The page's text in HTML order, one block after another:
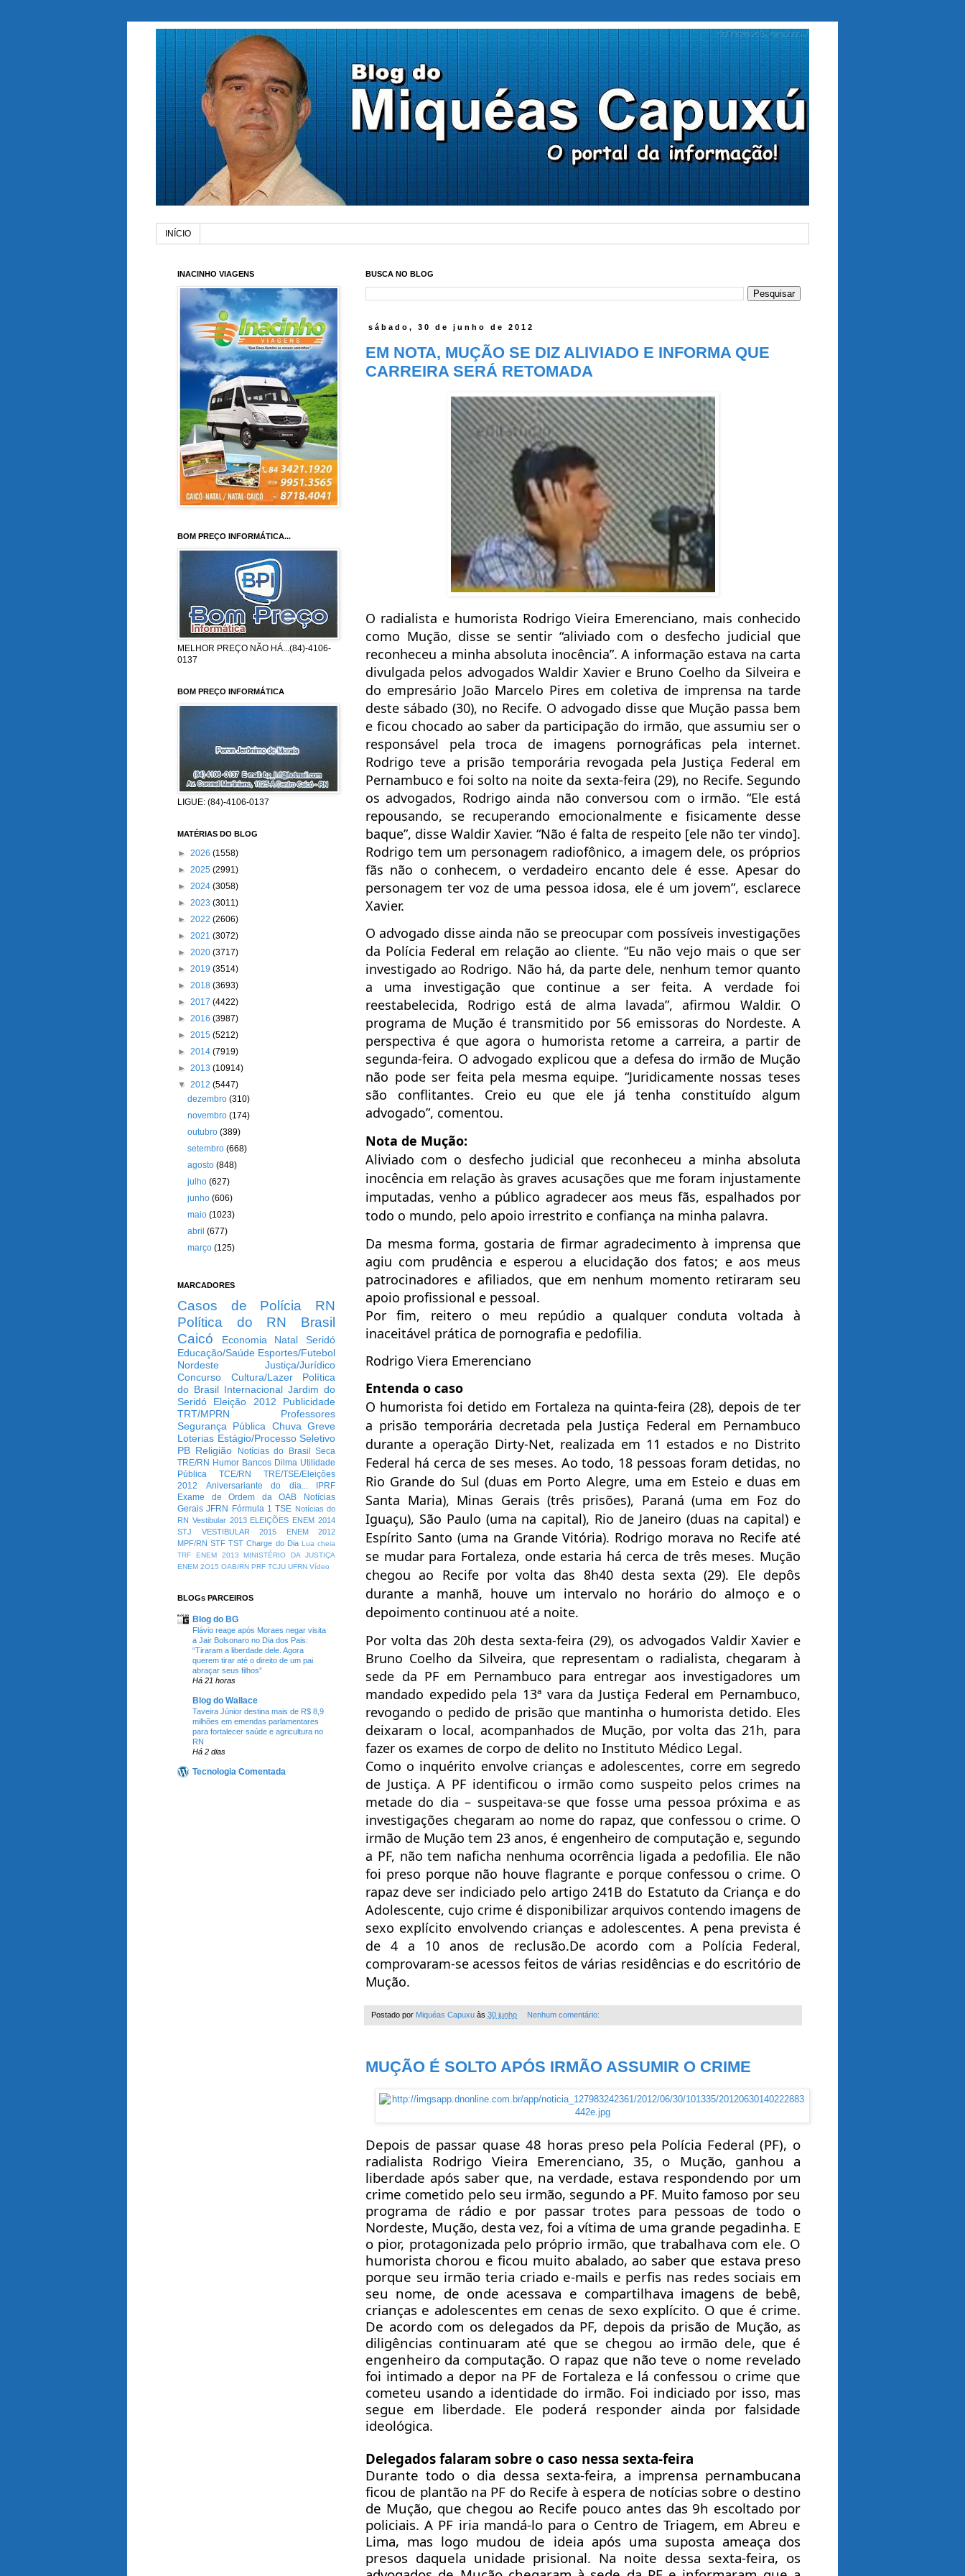
INÍCIO
BUSCA NO BLOG
sábado, 30 de junho de 2012
EM NOTA, MUÇÃO SE DIZ ALIVIADO E INFORMA QUE
CARREIRA SERÁ RETOMADA
O radialista e humorista Rodrigo Vieira Emerenciano, mais conhecido
como Mução, disse se sentir “aliviado com o desfecho judicial que
reconheceu a minha absoluta inocência”. A informação estava na carta
divulgada pelos advogados Waldir Xavier e Bruno Coelho da Silveira e
do empresário João Marcelo Pires em coletiva de imprensa na tarde
deste sábado (30), no Recife. O advogado disse que Mução passa bem
e ficou chocado ao saber da participação do irmão, que assumiu ser o
responsável pela troca de imagens pornográficas pela internet.
Rodrigo teve a prisão temporária revogada pela Justiça Federal em
Pernambuco e foi solto na noite da sexta-feira (29), no Recife. Segundo
os advogados, Rodrigo ainda não conversou com o irmão. “Ele está
repousando, se recuperando emocionalmente e fisicamente desse
baque”, disse Waldir Xavier. “Não é falta de respeito [ele não ter vindo].
Rodrigo tem um personagem radiofônico, a imagem dele, os próprios
fãs não o conhecem, o verdadeiro encanto dele é esse. Apesar do
personagem ter voz de uma pessoa idosa, ele é um jovem”, esclarece
Xavier.
O advogado disse ainda não se preocupar com possíveis investigações
da Polícia Federal em relação ao cliente. “Eu não vejo mais o que ser
investigado ao Rodrigo. Não há, da parte dele, nenhum temor quanto
a uma investigação que continue a ser feita. A verdade foi
reestabelecida, Rodrigo está de alma lavada”, afirmou Waldir. O
programa de Mução é transmitido por 56 emissoras do Nordeste. A
perspectiva é que agora o humorista retome a carreira, a partir de
segunda-feira. O advogado explicou que a defesa do irmão de Mução
não pode ser feita pela mesma equipe. “Juridicamente nossas teses
são conflitantes. Creio eu que ele já tenha constituído algum
advogado”, comentou.
Nota de Mução:
Aliviado com o desfecho judicial que reconheceu a minha absoluta
inocência em relação às graves acusações que me foram injustamente
imputadas, venho a público agradecer aos meus fãs, espalhados por
todo o mundo, pelo apoio irrestrito e confiança na minha palavra.
Da mesma forma, gostaria de firmar agradecimento à imprensa que
agiu com prudência e esperou a elucidação dos fatos; e aos meus
patrocinadores e afiliados, que em nenhum momento retiraram seu
apoio profissional e pessoal.
Por fim, reitero o meu repúdio a qualquer conduta voltada à
inaceitável prática de pornografia e pedofilia.
Rodrigo Viera Emerenciano
Entenda o caso
O humorista foi detido em Fortaleza na quinta-feira (28), depois de ter
a prisão temporária decretada pela Justiça Federal em Pernambuco
durante a operação Dirty-Net, realizada em 11 estados e no Distrito
Federal há cerca de ses meses. Ao todo, 18 pessoas foram detidas, no
Rio Grande do Sul (duas em Porto Alegre, uma em Esteio e duas em
Santa Maria), Minas Gerais (três prisões), Paraná (uma em Foz do
Iguaçu), São Paulo (uma na capital), Rio de Janeiro (duas na capital) e
Espírito Santo (uma na Grande Vitória). Rodrigo morava no Recife até
se mudar para Fortaleza, onde estaria há cerca de três meses. Mução
chegou ao Recife por volta das 8h40 desta sexta (29). Ele depôs
durante a manhã, houve um intervalo no horário do almoço e o
depoimento continuou até a noite.
Por volta das 20h desta sexta-feira (29), os advogados Valdir Xavier e
Bruno Coelho da Silveira, que representam o radialista, chegaram à
sede da PF em Pernambuco para entregar aos investigadores um
mandado expedido pela 13ª vara da Justiça Federal em Pernambuco,
revogando o pedido de prisão que mantinha o humorista detido. Eles
deixaram o local, acompanhados de Mução, por volta das 21h, para
fazer os exames de corpo de delito no Instituto Médico Legal.
Como o inquérito envolve crianças e adolescentes, corre em segredo
de Justiça. A PF identificou o irmão como suspeito pelos crimes na
metade do dia – suspeitava-se que fosse uma pessoa próxima e as
investigações chegaram ao nome do rapaz, que confessou o crime. O
irmão de Mução tem 23 anos, é engenheiro de computação e, segundo
a PF, não tem naficha nenhuma ocorrência ligada a pedofilia. Ele não
foi preso porque não houve flagrante e porque confessou o crime. O
rapaz deve ser indiciado pelo artigo 241B do Estatuto da Criança e do
Adolescente, cujo crime é disponibilizar arquivos contendo imagens de
sexo explícito envolvendo crianças e adolescentes. A pena prevista é
de 4 a 10 anos de reclusão.De acordo com a Polícia Federal,
comprovaram-se acessos feitos de várias residências e do escritório de
Mução.
Postado por Miquéas Capuxu às 30 junho Nenhum comentário:
MUÇÃO É SOLTO APÓS IRMÃO ASSUMIR O CRIME
Depois de passar quase 48 horas preso pela Polícia Federal (PF), o
radialista Rodrigo Vieira Emerenciano, 35, o Mução, ganhou a
liberdade após saber que, na verdade, estava respondendo por um
crime cometido pelo seu irmão, segundo a PF. Muito famoso por seu
programa de rádio e por passar trotes para pessoas de todo o
Nordeste, Mução, desta vez, foi a vítima de uma grande pegadinha. E
o pior, protagonizada pelo próprio irmão, que trabalhava com ele. O
humorista chorou e ficou muito abalado, ao saber que estava preso
porque seu irmão teria criado e-mails e perfis nas redes sociais em
seu nome, de onde acessava e compartilhava imagens de bebê,
crianças e adolescentes em cenas de sexo explícito. O que é crime.
De acordo com os delegados da PF, depois da prisão de Mução, as
diligências continuaram até que se chegou ao irmão dele, que é
engenheiro da computação. O rapaz que não teve o nome revelado
foi intimado a depor na PF de Fortaleza e lá confessou o crime que
cometeu usando a identidade do irmão. Foi indiciado por isso, mas
segue em liberdade. Ele poderá responder ainda por falsidade
ideológica.
Delegados falaram sobre o caso nessa sexta-feira
Durante todo o dia dessa sexta-feira, a imprensa pernambucana
ficou de plantão na PF do Recife à espera de notícias sobre o destino
de Mução, que chegou ao Recife pouco antes das 9h escoltado por
policiais. A PF iria mandá-lo para o Centro de Triagem, em Abreu e
Lima, mas logo mudou de ideia após uma suposta ameaça dos
presos daquela unidade prisional. Na noite dessa sexta-feira, os
INACINHO VIAGENS
BOM PREÇO INFORMÁTICA...
MELHOR PREÇO NÃO HÁ...(84)-4106-
0137
BOM PREÇO INFORMÁTICA
LIGUE: (84)-4106-0137
MATÉRIAS DO BLOG
► 2026 (1558)
► 2025 (2991)
► 2024 (3058)
► 2023 (3011)
► 2022 (2606)
► 2021 (3072)
► 2020 (3717)
► 2019 (3514)
► 2018 (3693)
► 2017 (4422)
► 2016 (3987)
► 2015 (5212)
► 2014 (7919)
► 2013 (10914)
▼ 2012 (5447)
dezembro(310)
novembro(174)
outubro(389)
setembro(668)
agosto(848)
julho(627)
junho(606)
maio(1023)
abril(677)
março(125)
MARCADORES
Casos de Polícia
RN
Política do RN
Brasil
Caicó
Economia Natal
Seridó
Educação/Saúde Esportes/Futebol
Nordeste
Justiça/Jurídico
Concurso
Cultura/Lazer
Política
do Brasil Internacional Jardim do
Seridó
Eleição 2012
Publicidade
TRT/MPRN
Professores
Segurança Pública Chuva Greve
Loterias Estágio/Processo Seletivo
PB Religião Notícias do Brasil
Seca
TRE/RN Humor Bancos Dilma Utilidade
Pública
TCE/RN
TRE/TSE/Eleições
2012
Aniversariante do dia...
IPRF
Exame de Ordem da OAB
Notícias
Gerais JFRN Fórmula 1 TSE Notícias do
RN Vestibular 2013 ELEIÇÕES ENEM 2014
STJ
VESTIBULAR 2015
ENEM 2012
MPF/RN STF TST Charge do Dia Lua cheia
TRF
ENEM 2013
MINISTÉRIO DA JUSTIÇA
ENEM 2O15 OAB/RN PRF TCJU UFRN Vídeo
BLOGs PARCEIROS
Blog do BG
Flávio reage após Moraes negar visita
a Jair Bolsonaro no Dia dos Pais:
“Tiraram a liberdade dele. Agora
querem tirar até o direito de um pai
abraçar seus filhos”
Há 21 horas
Blog do Wallace
Taveira Júnior destina mais de R$ 8,9
milhões em emendas parlamentares
para fortalecer saúde e agricultura no
RN
Há 2 dias
Tecnologia Comentada